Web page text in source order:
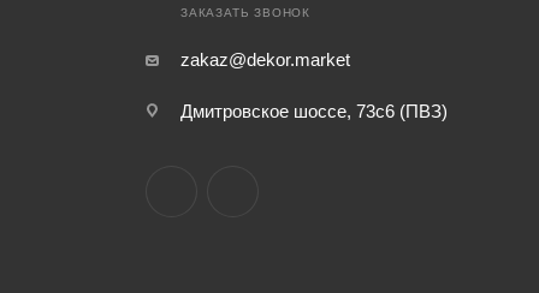
ЗАКАЗАТЬ ЗВОНОК
zakaz@dekor.market
Дмитровское шоссе, 73с6 (ПВЗ)